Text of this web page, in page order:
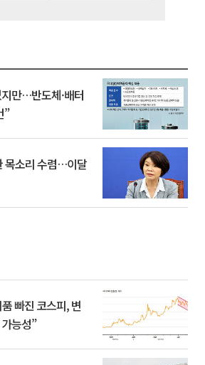
지만…반도체·배터
”
목소리 수렴…이달
빠진 코스피, 변
능성”